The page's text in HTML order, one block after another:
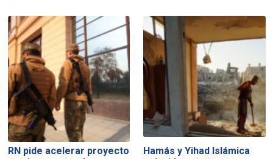
RN pide acelerar proyecto
Hamás y Yihad Islámica